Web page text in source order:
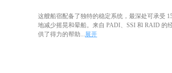
这艘船宿配备了独特的稳定系统，最深处可承受
地减少摇晃和晕船。来自 PADI、SSI 和 RAID 的
供了得力的帮助...展开